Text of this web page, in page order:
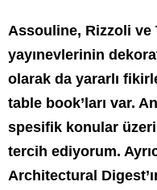
Assouline, Rizzoli ve
yayınevlerinin
olarak da yararlı
table book’ları var.
spesifik konular
tercih ediyorum.
Architectural